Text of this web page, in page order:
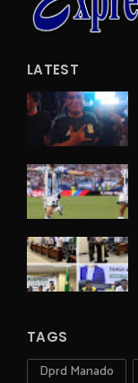
LATEST
TAGS
Dprd Manado